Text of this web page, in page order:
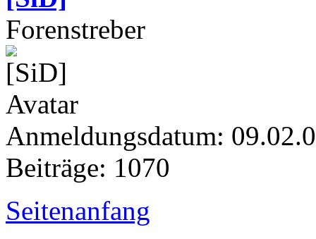
Forenstreber
Anmeldungsdatum:
Beiträge: 1070
Seitenanfang